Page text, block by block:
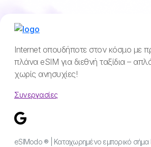
Internet οπουδήποτε στον κόσμο με
πλάνα eSIM για διεθνή ταξίδια –
χωρίς ανησυχίες!
Συνεργασίες
eSIModo ® | Καταχωρημένο εμπορικό σήμα